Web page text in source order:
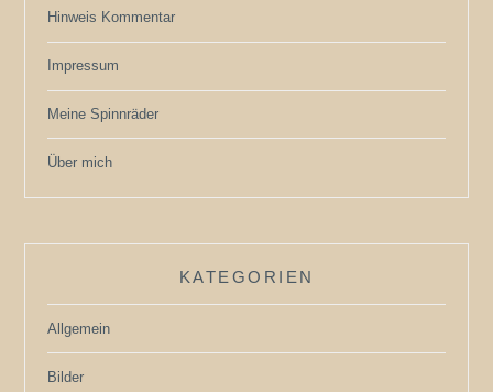
Hinweis Kommentar
Impressum
Meine Spinnräder
Über mich
KATEGORIEN
Allgemein
Bilder